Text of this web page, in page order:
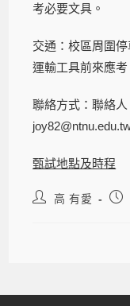
考必要文具。
交通：校區周圍
運輸工具前來應考
聯絡方式：聯絡人
甄試地點及時程
高 有愛